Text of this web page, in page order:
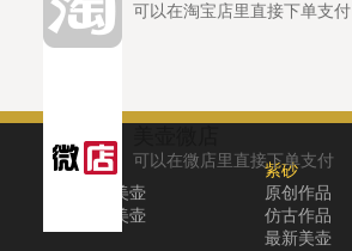
可以在淘宝店里直接下单支付
可以在微店里直接下单支付
关于
关于美壶
联系美壶
紫砂
原创作品
仿古作品
最新美壶